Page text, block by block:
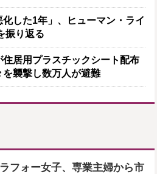
化した1年」、ヒューマン・ライ
振り返る
居用プラスチックシート配布
襲撃し数万人が避難
フォー女子、専業主婦から市